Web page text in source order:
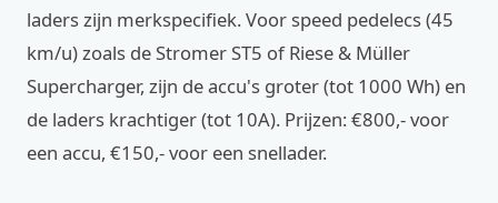
laders zijn merkspecifiek. Voor speed pedelecs (45
km/u) zoals de Stromer ST5 of Riese & Müller
Supercharger, zijn de accu's groter (tot 1000 Wh) en
de laders krachtiger (tot 10A). Prijzen: €800,- voor
een accu, €150,- voor een snellader.